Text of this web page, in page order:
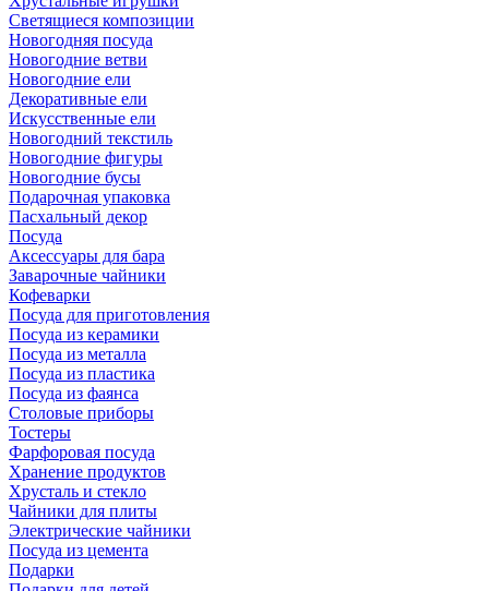
Светящиеся композиции
Новогодняя посуда
Новогодние ветви
Новогодние ели
Декоративные ели
Искусственные ели
Новогодний текстиль
Новогодние фигуры
Новогодние бусы
Подарочная упаковка
Пасхальный декор
Посуда
Аксессуары для бара
Заварочные чайники
Кофеварки
Посуда для приготовления
Посуда из керамики
Посуда из металла
Посуда из пластика
Посуда из фаянса
Столовые приборы
Тостеры
Фарфоровая посуда
Хранение продуктов
Хрусталь и стекло
Чайники для плиты
Электрические чайники
Посуда из цемента
Подарки